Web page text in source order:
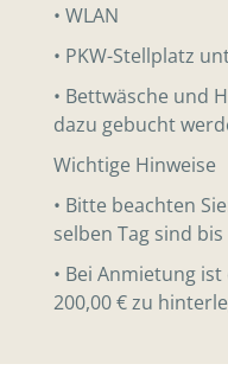
• WLAN
• PKW-Stellplatz
• Bettwäsche und
dazu gebucht
Wichtige Hinweise
• Bitte beachten
selben Tag sind
• Bei Anmietung
200,00 € zu